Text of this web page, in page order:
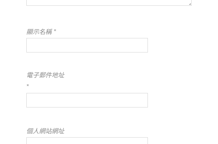
顯示名稱 *
電子郵件地址
*
個人網站網址